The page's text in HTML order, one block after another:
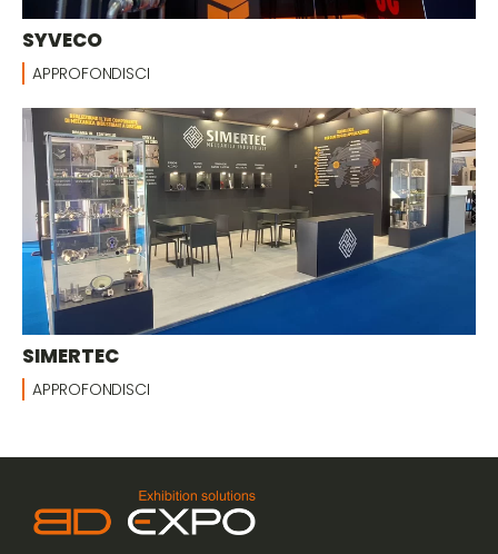
SYVECO
APPROFONDISCI
SIMERTEC
APPROFONDISCI